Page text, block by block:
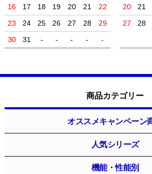
16
17 18 19 20 21
22
23
24 25 26 27 28
29
30
31 - - - - -
20
21
27
28
オススメキャンペーン
人気シリーズ
機能・性能別
商品カテゴリー